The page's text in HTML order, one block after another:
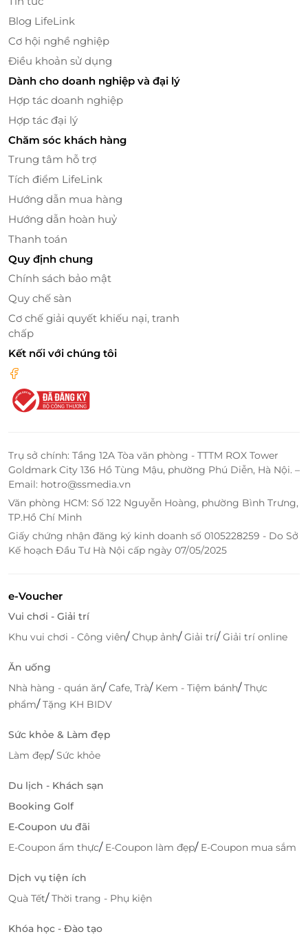
chính giác quan của mình.
Hơn 30 chủ đề nghệ thuật ánh sáng – Mỗi
bước chân là một bất ngờ
trình thị giác kỳ ảo qua hơn 30 chủ đề nghệ thuật
độc đáo như:
Kính vạn hoa
điệu ánh sáng
Ngân hà vô tận
cảnh siêu thực
Vũ trụ cánh đồng lúa mì,Biển hoa hướng dương
Đường hầm kim cương
Phòng chiếu 4K
Từng chủ đề là một thế giới riêng, nơi bạn thả hồn
trong vẻ đẹp của nghệ thuật ánh sáng hiện đại,
tương tác và lưu giữ những khoảnh khắc đáng nhớ.
LifeLink –Đặt vé tiện lợi
voucher giảm giá
Ưu đãi mỗi dịp cuối tuần & Lễ Tết – Săn vé
thông minh cùng LifeLink
Không cần xếp hàng, không lo giá cao –
mang đếnvoucher giảm giáhấp dẫn cho Vé Special
bạn đặt vé tiện lợi
chuẩn 4.0.
Blog LifeLink
Cơ hội nghề nghiệp
Điều khoản sử dụng
Dành cho doanh nghiệp và đại lý
Hợp tác doanh nghiệp
Hợp tác đại lý
Chăm sóc khách hàng
Trung tâm hỗ trợ
Tích điểm LifeLink
Hướng dẫn mua hàng
Hướng dẫn hoàn huỷ
Thanh toán
Quy định chung
Chính sách bảo mật
Quy chế sàn
Cơ chế giải quyết khiếu nại, tranh
chấp
Kết nối với chúng tôi
Trụ sở chính: Tầng 12A Tòa văn phòng - TTTM ROX Tower
Goldmark City 136 Hồ Tùng Mậu, phường Phú Diễn, Hà Nội. –
Email: hotro@ssmedia.vn
Văn phòng HCM: Số 122 Nguyễn Hoàng, phường Bình Trưng,
TP.Hồ Chí Minh
Giấy chứng nhận đăng ký kinh doanh số 0105228259 - Do Sở
Kế hoạch Đầu Tư Hà Nội cấp ngày 07/05/2025
e-Voucher
Vui chơi - Giải trí
Khu vui chơi - Công viên/Chụp ảnh/Giải trí/Giải trí online
Ăn uống
Nhà hàng - quán ăn/Cafe, Trà/ Kem - Tiệm bánh/Thực
phẩm/Tặng KH BIDV
Sức khỏe & Làm đẹp
Làm đẹp/Sức khỏe
Du lịch - Khách sạn
Booking Golf
E-Coupon ưu đãi
E-Coupon ẩm thực/ E-Coupon làm đẹp/ E-Coupon mua sắm
Dịch vụ tiện ích
Quà Tết/Thời trang - Phụ kiện
Khóa học - Đào tạo